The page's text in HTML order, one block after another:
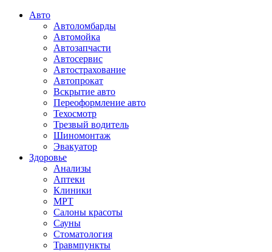
Авто
Автоломбарды
Автомойка
Автозапчасти
Автосервис
Автострахование
Автопрокат
Вскрытие авто
Переоформление авто
Техосмотр
Трезвый водитель
Шиномонтаж
Эвакуатор
Здоровье
Анализы
Аптеки
Клиники
МРТ
Салоны красоты
Сауны
Стоматология
Травмпункты